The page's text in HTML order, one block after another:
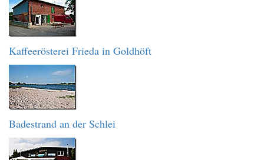
Kaffeerösterei Frieda in Goldhöft
Badestrand an der Schlei